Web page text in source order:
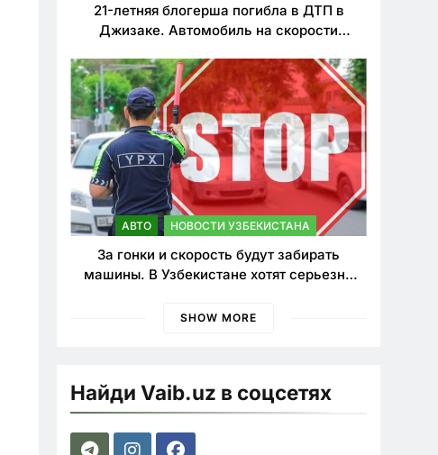
21-летняя блогерша погибла в ДТП в
Джизаке. Автомобиль на скорости
АВТО НОВОСТИ УЗБЕКИСТАНА
За гонки и скорость будут забирать
машины. В Узбекистане хотят серьезно
SHOW MORE
Найди Vaib.uz в соцсетях